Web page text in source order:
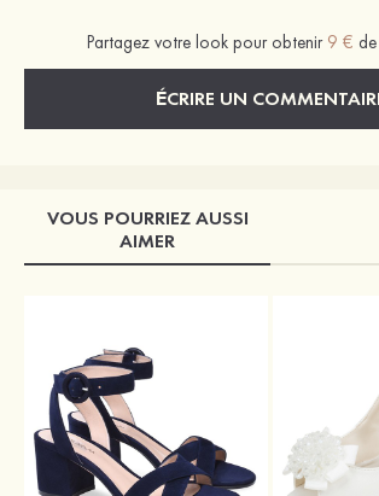
Partagez votre look pour obtenir 9 €
ÉCRIRE UN
VOUS POURRIEZ AUSSI
AIMER